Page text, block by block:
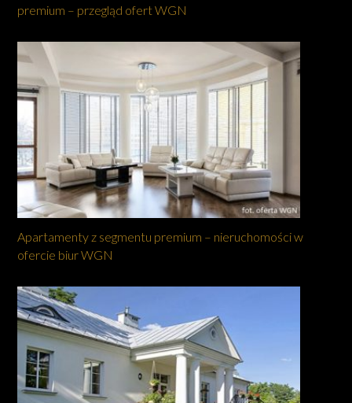
premium – przegląd ofert WGN
Apartamenty z segmentu premium – nieruchomości w
ofercie biur WGN